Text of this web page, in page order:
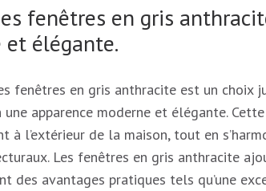
fenêtres en gris
et élégante.
fenêtres en gris anthracite est un choix
une apparence moderne et élégante.
à l’extérieur de la maison, tout en
Les fenêtres en gris anthracite
des avantages pratiques tels qu’une